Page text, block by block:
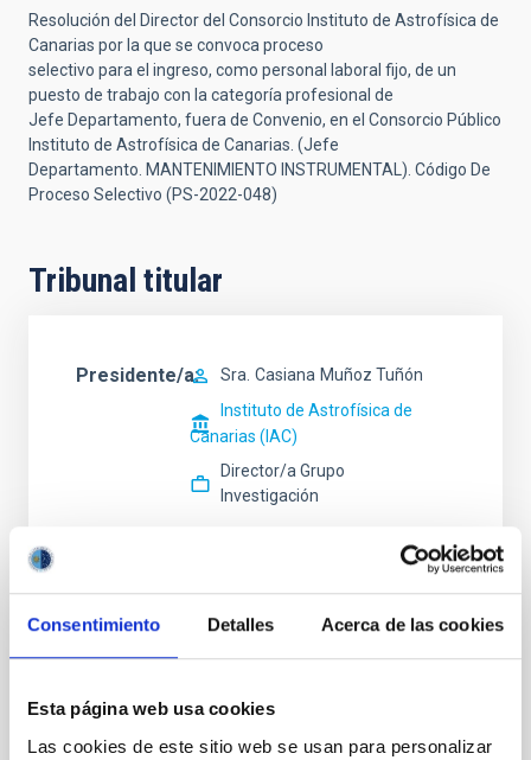
Consentimiento Detalles Acerca de las cookies
Esta página web usa cookies
Las cookies de este sitio web se usan para personalizar
Resolución del Director del Consorcio Instituto de Astrofísica de
Canarias por la que se convoca proceso
selectivo para el ingreso, como personal laboral fijo, de un
puesto de trabajo con la categoría profesional de
Jefe Departamento, fuera de Convenio, en el Consorcio Público
Instituto de Astrofísica de Canarias. (Jefe
Departamento. MANTENIMIENTO INSTRUMENTAL). Código De
Proceso Selectivo (PS-2022-048)
Tribunal titular
Presidente/a Sra. Casiana Muñoz Tuñón
Instituto de Astrofísica de
Canarias (IAC)
Director/a Grupo
Investigación
Secretario/a
Vocal
Instituto de Astrofísica de Canarias (IAC)
Responsable Instrumentación